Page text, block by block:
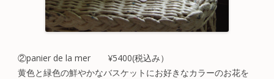
②panier de la mer ¥5400(税込み）
黄色と緑色の鮮やかなバスケットにお好きなカラーのお花を